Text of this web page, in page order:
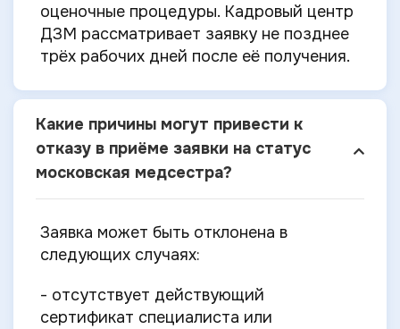
оценочные процедуры. Кадровый центр
ДЗМ рассматривает заявку не позднее
трёх рабочих дней после её получения.
Какие причины могут привести к
отказу в приёме заявки на статус
московская медсестра?
Заявка может быть отклонена в
следующих случаях:
- отсутствует действующий
сертификат специалиста или